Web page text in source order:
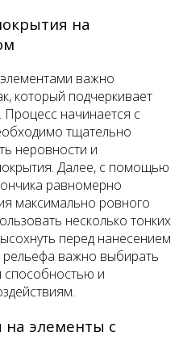
на
элементами важно
который подчеркивает
Процесс начинается с
тщательно
неровности и
Далее, с помощью
равномерно
максимально ровного
несколько тонких
перед нанесением
важно выбирать
и
на элементы с